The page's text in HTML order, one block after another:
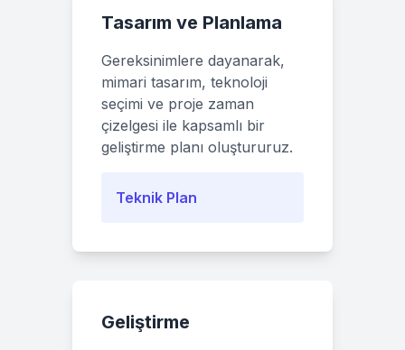
Tasarım ve Planlama
Gereksinimlere dayanarak,
mimari tasarım, teknoloji
seçimi ve proje zaman
çizelgesi ile kapsamlı bir
geliştirme planı oluştururuz.
Teknik Plan
Geliştirme